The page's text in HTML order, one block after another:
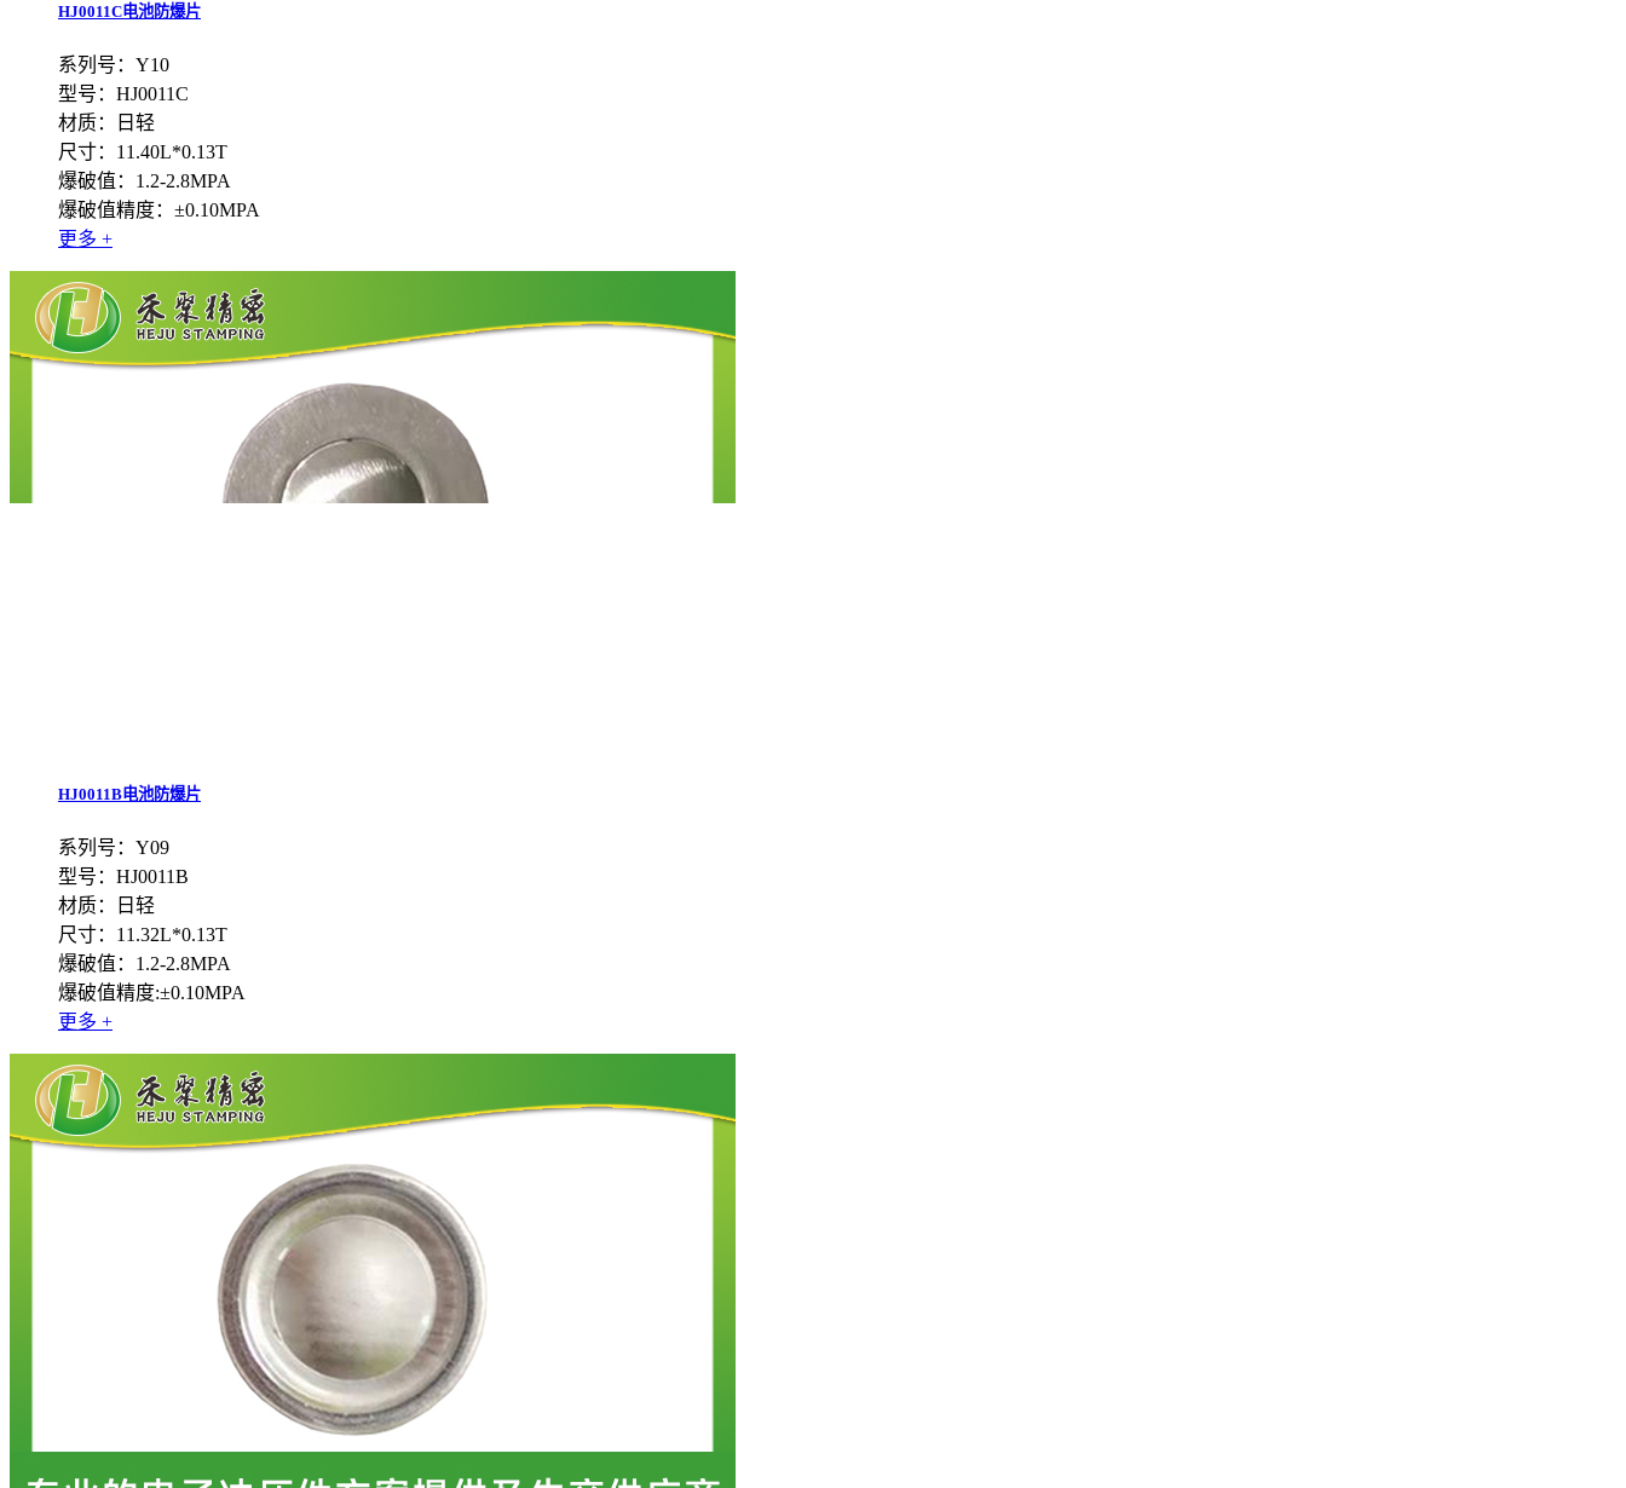
HJ0011C电池防爆片
系列号：Y10
型号：HJ0011C
材质：日轻
尺寸：11.40L*0.13T
爆破值：1.2-2.8MPA
爆破值精度：±0.10MPA
更多 +
HJ0011B电池防爆片
系列号：Y09
型号：HJ0011B
材质：日轻
尺寸：11.32L*0.13T
爆破值：1.2-2.8MPA
爆破值精度:±0.10MPA
更多 +